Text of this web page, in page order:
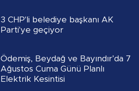
3 CHP'li belediye başkanı AK
Parti'ye geçiyor
Ödemiş, Beydağ ve Bayındır’da 7
Ağustos Cuma Günü Planlı
Elektrik Kesintisi